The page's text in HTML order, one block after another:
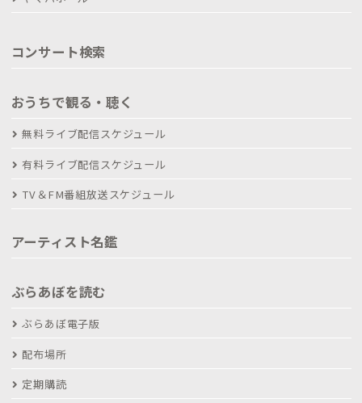
コンサート検索
おうちで観る・聴く
無料ライブ配信スケジュール
有料ライブ配信スケジュール
TV＆FM番組放送スケジュール
アーティスト名鑑
ぶらあぼを読む
ぶらあぼ電子版
配布場所
定期購読